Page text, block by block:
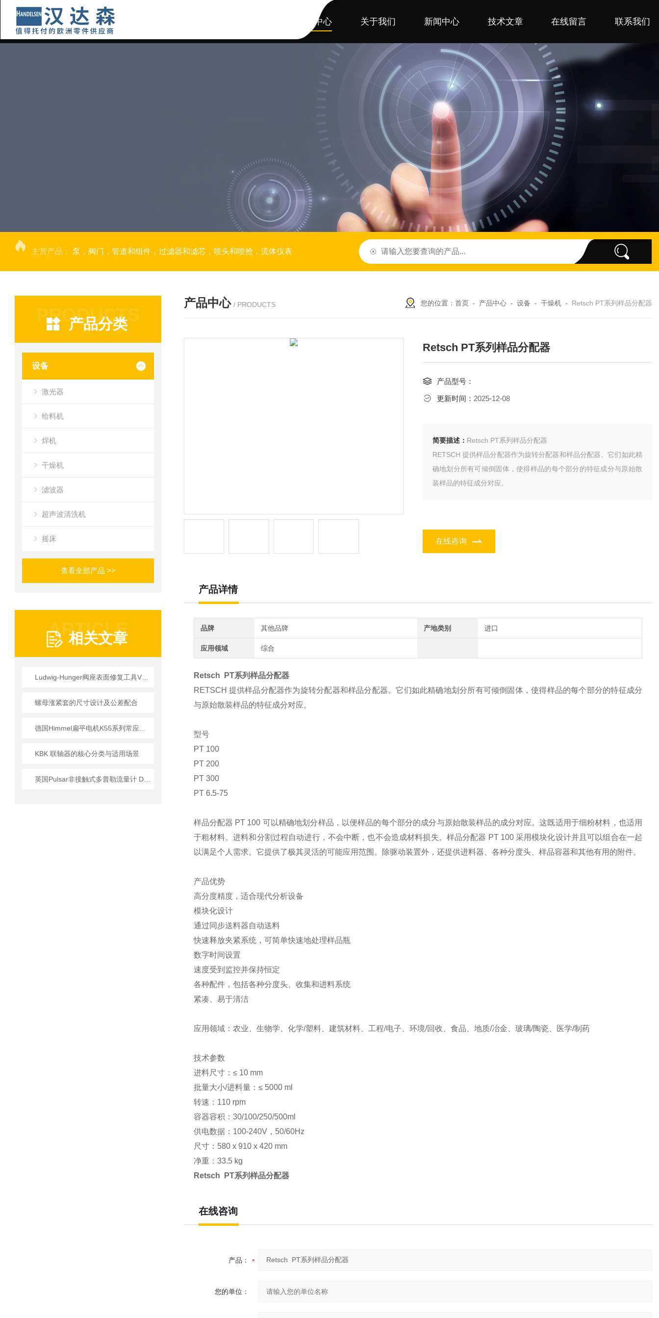
产品中心 关于我们 新闻中心 技术文章 在线留言 联系我们
主营产品： 泵，阀门，管道和组件，过滤器和滤芯，喷头和喷抢，流体仪表
PRODUCTS
产品分类
设备
激光器
给料机
焊机
干燥机
滤波器
超声波清洗机
摇床
查看全部产品 >>
ARTICLE
相关文章
螺母涨紧套的尺寸设计及公差配合
KBK 联轴器的核心分类与适用场景
产品中心 / PRODUCTS 您的位置： 首页 - 产品中心 - 设备 - 干燥机 - Retsch PT系列样品分配器
Retsch PT系列样品分配器
产品型号：
更新时间： 2025-12-08
简要描述：
Retsch PT系列样品分配器
RETSCH 提供样品分配器作为旋转分配器和样品分配器。它们如此精
确地划分所有可倾倒固体，使得样品的每个部分的特征成分与原始散
装样品的特征成分对应。
在线咨询
产品详情
品牌 其他品牌 产地类别 进口
应用领域 综合
Retsch PT系列样品分配器
RETSCH 提供样品分配器作为旋转分配器和样品分配器。它们如此精确地划分所有可倾倒固体，使得样品的每个部分的特征成分
与原始散装样品的特征成分对应。
型号
PT 100
PT 200
PT 300
PT 6.5-75
样品分配器 PT 100 可以精确地划分样品，以便样品的每个部分的成分与原始散装样品的成分对应。这既适用于细粉材料，也适用
于粗材料。进料和分割过程自动进行，不会中断，也不会造成材料损失。样品分配器 PT 100 采用模块化设计并且可以组合在一起
以满足个人需求。它提供了极其灵活的可能应用范围。除驱动装置外，还提供进料器、各种分度头、样品容器和其他有用的附件。
产品优势
高分度精度，适合现代分析设备
模块化设计
通过同步送料器自动送料
快速释放夹紧系统，可简单快速地处理样品瓶
数字时间设置
速度受到监控并保持恒定
各种配件，包括各种分度头、收集和进料系统
紧凑、易于清洁
应用领域：农业、生物学、化学/塑料、建筑材料、工程/电子、环境/回收、食品、地质/冶金、玻璃/陶瓷、医学/制药
技术参数
进料尺寸：≤ 10 mm
批量大小/进料量：≤ 5000 ml
转速：110 rpm
容器容积：30/100/250/500ml
供电数据：100-240V，50/60Hz
尺寸：580 x 910 x 420 mm
净重：33.5 kg
Retsch PT系列样品分配器
在线咨询
产品：
您的单位：